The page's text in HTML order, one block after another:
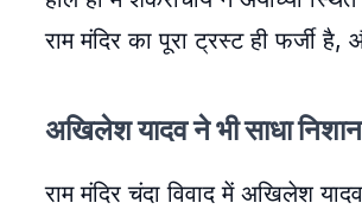
राम मंदिर का पूरा ट्रस्ट ही फर्जी
अखिलेश यादव ने भी साधा​
राम मंदिर चंदा विवाद में अखिलेश